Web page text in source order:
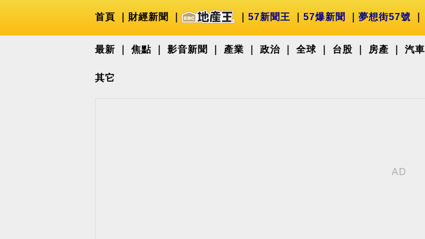
首頁 財經新聞 57新聞王 57爆新聞 夢想街57號
最新 焦點 影音新聞 產業 政治 全球 台股 房產 汽車
其它